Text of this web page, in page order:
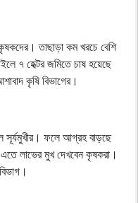
তাছাড়া কম খরচে বেশি
৭ হেক্টর জমিতে চাষ হয়েছে
কৃষি বিভাগের।
সূর্যমুখীর। ফলে আগ্রহ বাড়ছে
লাভের মুখ দেখবেন কৃষকরা।